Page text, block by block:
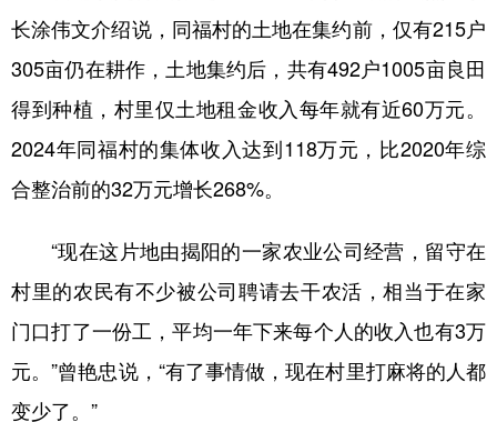
新疆 内蒙古 黑龙江
多语种频道
English Español Français عربى
Русский язык
Deutsch Português
长涂伟文介绍说，同福村的土地在集约前，仅有215户
305亩仍在耕作，土地集约后，共有492户1005亩良田
得到种植，村里仅土地租金收入每年就有近60万元。
2024年同福村的集体收入达到118万元，比2020年综
合整治前的32万元增长268%。
“现在这片地由揭阳的一家农业公司经营，留守在
村里的农民有不少被公司聘请去干农活，相当于在家
门口打了一份工，平均一年下来每个人的收入也有3万
元。”曾艳忠说，“有了事情做，现在村里打麻将的人都
变少了。”